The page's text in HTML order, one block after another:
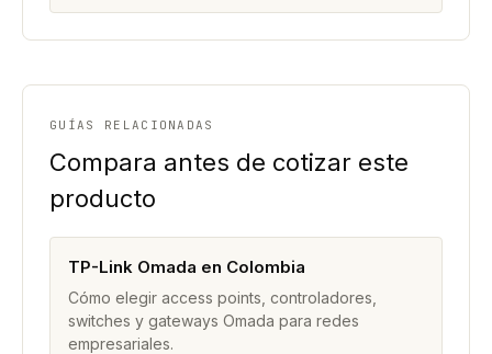
GUÍAS RELACIONADAS
Compara antes de cotizar este
producto
TP-Link Omada en Colombia
Cómo elegir access points, controladores,
switches y gateways Omada para redes
empresariales.